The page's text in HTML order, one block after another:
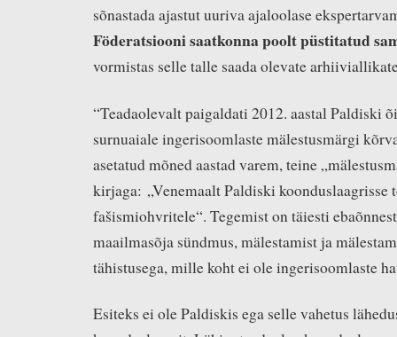
sõnastada ajastut uuriva ajaloolase
Föderatsiooni saatkonna poolt püstitatud
vormistas selle talle saada olevate
“Teadaolevalt paigaldati 2012. aastal Paldiski
surnuaiale ingerisoomlaste mälestusmärgi
asetatud mõned aastad varem, teine
kirjaga: „Venemaalt Paldiski koonduslaagrisse
fašismiohvritele“. Tegemist on täiesti
maailmasõja sündmus, mälestamist ja
tähistusega, mille koht ei ole ingerisoomlaste
Esiteks ei ole Paldiskis ega selle vahetus